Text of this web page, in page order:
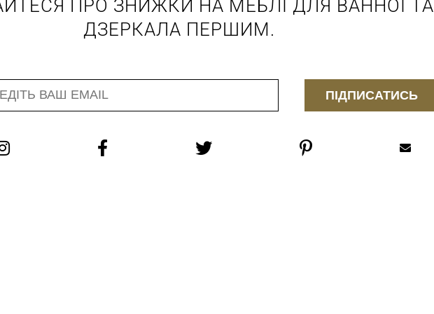
ПРО ЗНИЖКИ НА МЕБЛІ ДЛЯ ВАННОЇ ТА
ДЗЕРКАЛА ПЕРШИМ.
ПІДПИСАТИСЬ